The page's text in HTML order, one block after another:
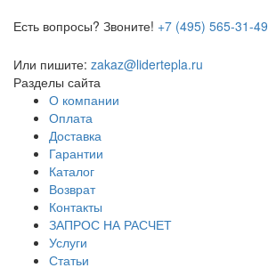
Есть вопросы? Звоните! +7 (495) 565-31-49
Или пишите: zakaz@lidertepla.ru
Разделы сайта
О компании
Оплата
Доставка
Гарантии
Каталог
Возврат
Контакты
ЗАПРОС НА РАСЧЕТ
Услуги
Статьи